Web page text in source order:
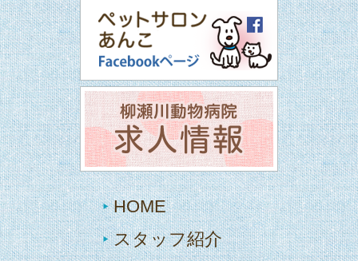
HOME
スタッフ紹介